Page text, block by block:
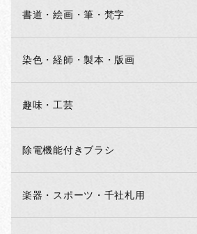
書道・絵画・筆・梵字
染色・経師・製本・版画
趣味・工芸
除電機能付きブラシ
楽器・スポーツ・千社札用
お買い物を続ける